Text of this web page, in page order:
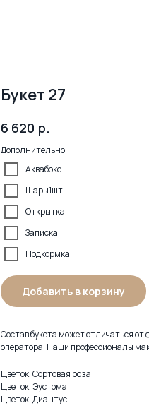
Букет 27
6 620 р.
Дополнительно
Аквабокс
Шары1шт
Открытка
Записка
Подкормка
Добавить в корзину
Состав букета может отличаться от
оператора. Наши профессионалы
Цветок: Сортовая роза
Цветок: Эустома
Цветок: Диантус